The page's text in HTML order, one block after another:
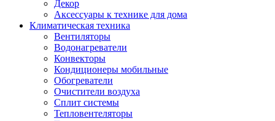
Декор
Аксессуары к технике для дома
Климатическая техника
Вентиляторы
Водонагреватели
Конвекторы
Кондиционеры мобильные
Обогреватели
Очистители воздуха
Сплит системы
Тепловентеляторы